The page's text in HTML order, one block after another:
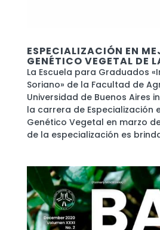
ESPECIALIZACIÓN EN
GENÉTICO VEGETAL DE
La Escuela para Graduados
Soriano» de la Facultad de
Universidad de Buenos Aires
la carrera de Especialización
Genético Vegetal en marzo
de la especialización es